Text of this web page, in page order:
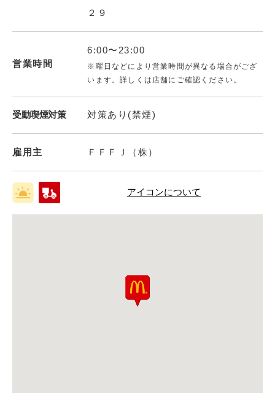
２９
営業時間
6:00〜23:00
※曜日などにより営業時間が異なる場合がござ
います。詳しくは店舗にご確認ください。
受動喫煙対策 対策あり(禁煙)
雇用主 ＦＦＦＪ（株）
アイコンについて